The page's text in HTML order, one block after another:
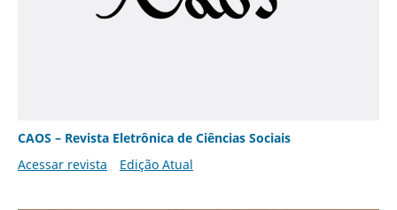
CAOS – Revista Eletrônica de Ciências Sociais
Acessar revista
Edição Atual